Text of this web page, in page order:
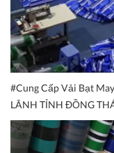
#Cung Cấp Vải Bạt
LÃNH TỈNH ĐỒNG